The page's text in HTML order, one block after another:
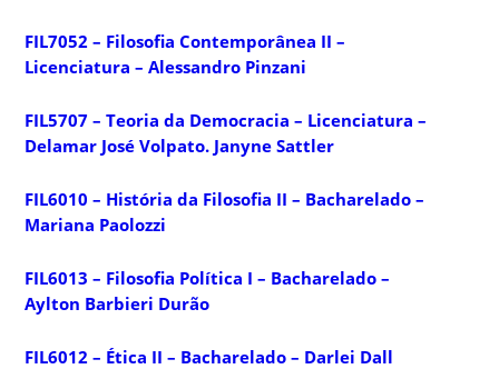
FIL7052 – Filosofia Contemporânea II –
Licenciatura – Alessandro Pinzani
FIL5707 – Teoria da Democracia – Licenciatura –
Delamar José Volpato. Janyne Sattler
FIL6010 – História da Filosofia II – Bacharelado –
Mariana Paolozzi
FIL6013 – Filosofia Política I – Bacharelado –
Aylton Barbieri Durão
FIL6012 – Ética II – Bacharelado – Darlei Dall